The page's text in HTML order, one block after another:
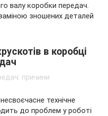
валу коробки передач.
зношених деталей
в коробці
технічне
до проблем у роботі